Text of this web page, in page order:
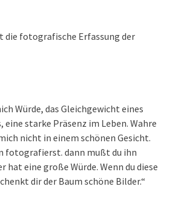
die fotografische Erfassung der
Würde, das Gleichgewicht eines
eine starke Präsenz im Leben. Wahre
nicht in einem schönen Gesicht.
fotografierst. dann mußt du ihn
hat eine große Würde. Wenn du diese
dir der Baum schöne Bilder.“